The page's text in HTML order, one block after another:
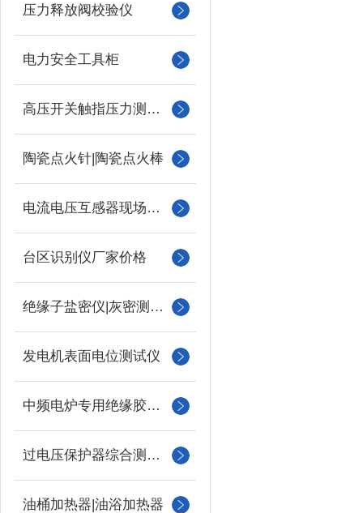
压力释放阀校验仪
电力安全工具柜
高压开关触指压力测试仪
陶瓷点火针|陶瓷点火棒
电流电压互感器现场校验仪
台区识别仪厂家价格
绝缘子盐密仪|灰密测试仪
发电机表面电位测试仪
中频电炉专用绝缘胶木柱
过电压保护器综合测试仪
油桶加热器|油浴加热器